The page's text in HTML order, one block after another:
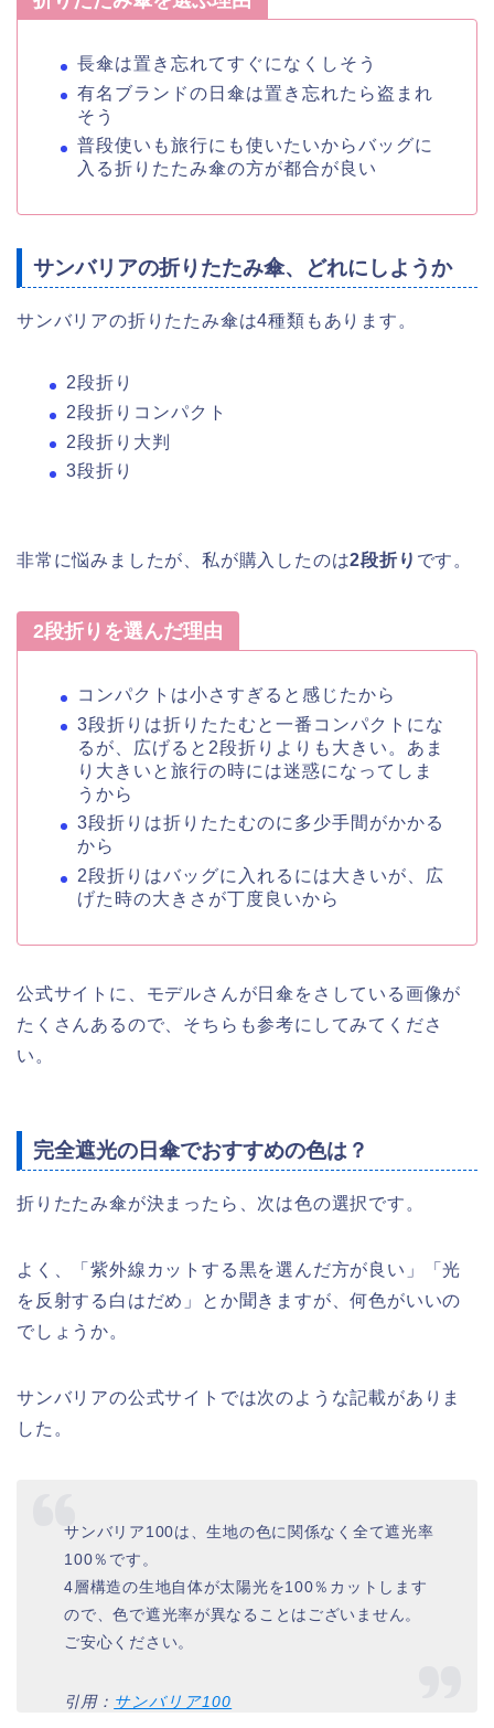
長傘は置き忘れてすぐになくしそう
有名ブランドの日傘は置き忘れたら盗まれ
そう
普段使いも旅行にも使いたいからバッグに
入る折りたたみ傘の方が都合が良い
サンバリアの折りたたみ傘、どれにしようか
サンバリアの折りたたみ傘は4種類もあります。
2段折り
2段折りコンパクト
2段折り大判
3段折り
非常に悩みましたが、私が購入したのは2段折り です。
2段折りを選んだ理由
コンパクトは小さすぎると感じたから
3段折りは折りたたむと一番コンパクトにな
るが、広げると2段折りよりも大きい。あま
り大きいと旅行の時には迷惑になってしま
うから
3段折りは折りたたむのに多少手間がかかる
から
2段折りはバッグに入れるには大きいが、広
げた時の大きさが丁度良いから
公式サイトに、モデルさんが日傘をさしている画像が
たくさんあるので、そちらも参考にしてみてくださ
い。
完全遮光の日傘でおすすめの色は？
折りたたみ傘が決まったら、次は色の選択です。
よく、「紫外線カットする黒を選んだ方が良い」「光
を反射する白はだめ」とか聞きますが、何色がいいの
でしょうか。
サンバリアの公式サイトでは次のような記載がありま
した。
サンバリア100は、生地の色に関係なく全て遮光率
100％です。
4層構造の生地自体が太陽光を100％カットします
ので、色で遮光率が異なることはございません。
ご安心ください。
引用： サンバリア100